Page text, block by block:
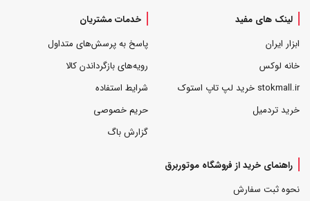
لینک های مفید
ابزار ایران
خانه لوکس
stokmall.ir خرید لپ تاپ استوک
خرید تردمیل
خدمات مشتریان
پاسخ به پرسش‌های متداول
رویه‌های بازگرداندن کالا
شرایط استفاده
حریم خصوصی
گزارش باگ
راهنمای خرید از فروشگاه موتوربرق
نحوه ثبت سفارش